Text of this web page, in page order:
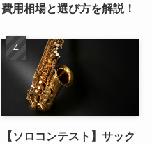
費用相場と選び方を解説！
【ソロコンテスト】サック